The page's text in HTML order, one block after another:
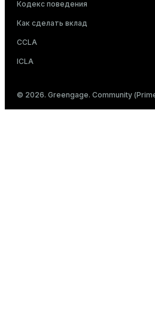
Кодекс поведения
Как сделать вклад
CCLA
ICLA
© 2026. Greengage. Community